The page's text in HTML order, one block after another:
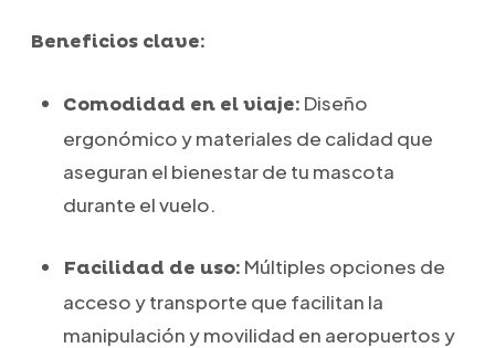
Beneficios clave:
Comodidad en el viaje: Diseño
ergonómico y materiales de calidad que
aseguran el bienestar de tu mascota
durante el vuelo.
Facilidad de uso: Múltiples opciones de
acceso y transporte que facilitan la
manipulación y movilidad en aeropuertos y